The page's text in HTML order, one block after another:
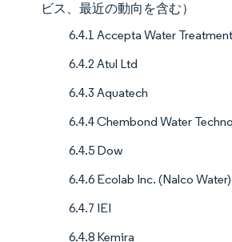
ビス、最近の動向を含む）
6.4.1 Accepta Water Treatment
6.4.2 Atul Ltd
6.4.3 Aquatech
6.4.4 Chembond Water
6.4.5 Dow
6.4.6 Ecolab Inc. (Nalco Water)
6.4.7 IEI
6.4.8 Kemira